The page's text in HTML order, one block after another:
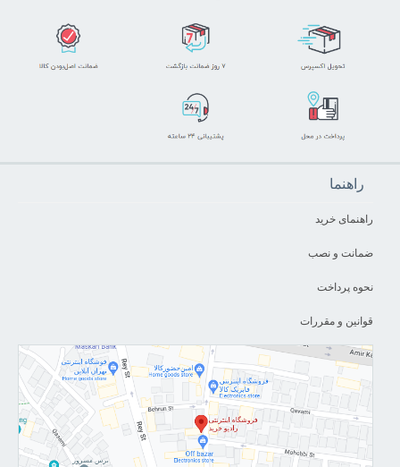
راهنما
راهنمای خرید
ضمانت و نصب
نحوه پرداخت
قوانین و مقررات